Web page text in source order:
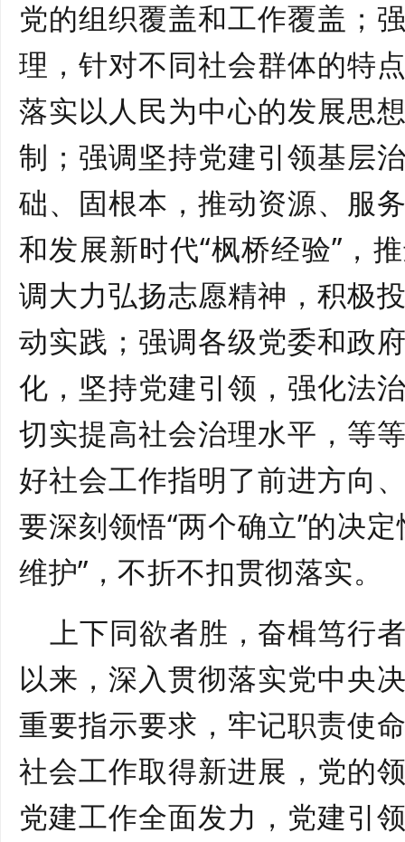
党的组织覆盖和工作覆盖；
理，针对不同社会群体的特
落实以人民为中心的发展思
制；强调坚持党建引领基层
础、固根本，推动资源、服
和发展新时代“枫桥经验”，
调大力弘扬志愿精神，积极
动实践；强调各级党委和政
化，坚持党建引领，强化法
切实提高社会治理水平，等
好社会工作指明了前进方向
要深刻领悟“两个确立”的决
维护”，不折不扣贯彻落实。
上下同欲者胜，奋楫笃行
以来，深入贯彻落实党中央
重要指示要求，牢记职责使
社会工作取得新进展，党的
党建工作全面发力，党建引